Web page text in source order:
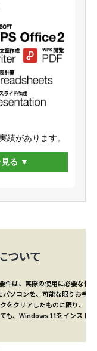
績があります。
る
ついて
は、実際の使用に必要な性能
ソコンを、可能な限りお手頃
をクリアしたものに限り、マ
も、Windows 11をインストー